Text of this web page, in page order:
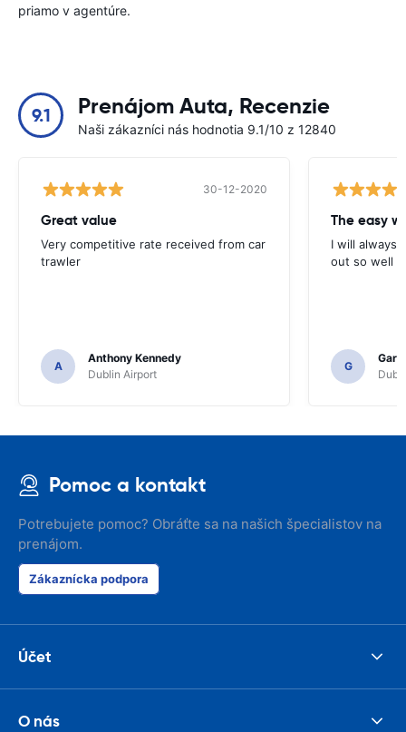
priamo v agentúre.
9.1 Prenájom Auta, Recenzie
Naši zákazníci nás hodnotia 9.1/10 z 12840
30-12-2020
Great value
Very competitive rate received from car
trawler
A
Anthony Kennedy
Dublin Airport
I will always
out so well
G
Gary
Pomoc a kontakt
Potrebujete pomoc? Obráťte sa na našich špecialistov na
prenájom.
Zákaznícka podpora
Účet
O nás